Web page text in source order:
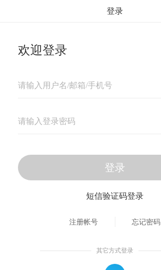
登录
欢迎登录
登录
短信验证码登录
注册帐号 忘记密码
其它方式登录